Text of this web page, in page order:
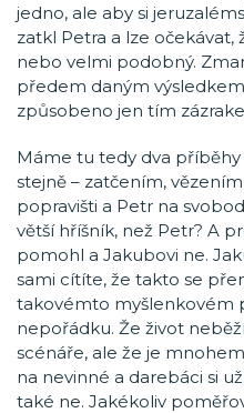
jedno, ale aby si
zatkl Petra a lze očekávat,
nebo velmi podobný.
předem daným
způsobeno jen tím
Máme tu tedy dva příběhy
stejně – zatčením,
popravišti a Petr na
větší hříšník, než Petr? A
pomohl a Jakubovi ne.
sami cítíte, že takto se
takovémto myšlenkovém
nepořádku. Že život
scénáře, ale že je
na nevinné a darebáci si
také ne. Jakékoliv